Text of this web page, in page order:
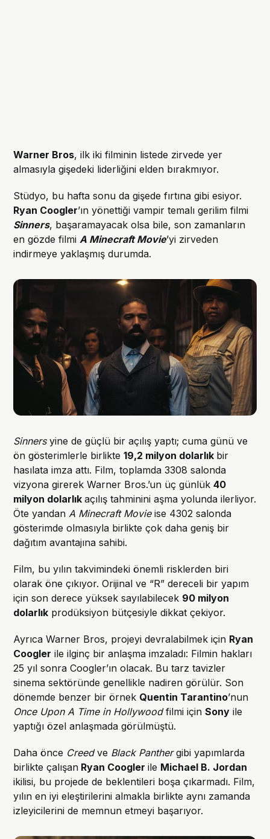
Warner Bros, ilk iki filminin listede zirvede yer
almasıyla gişedeki liderliğini elden bırakmıyor.
Stüdyo, bu hafta sonu da gişede fırtına gibi esiyor.
Ryan Coogler’ın yönettiği vampir temalı gerilim filmi
Sinners, başaramayacak olsa bile, son zamanların
en gözde filmi A Minecraft Movie’yi zirveden
indirmeye yaklaşmış durumda.
Sinnersyine de güçlü bir açılış yaptı; cuma günü ve
ön gösterimlerle birlikte19,2 milyon dolarlık bir
hasılata imza attı. Film, toplamda 3308 salonda
vizyona girerek Warner Bros.’un üç günlük40
milyon dolarlıkaçılış tahminini aşma yolunda ilerliyor.
Öte yandan A Minecraft Movieise 4302 salonda
gösterimde olmasıyla birlikte çok daha geniş bir
dağıtım avantajına sahibi.
Film, bu yılın takvimindeki önemli risklerden biri
olarak öne çıkıyor. Orijinal ve “R” dereceli bir yapım
için son derece yüksek sayılabilecek 90 milyon
dolarlık prodüksiyon bütçesiyle dikkat çekiyor.
Ayrıca Warner Bros, projeyi devralabilmek için Ryan
Coogler ile ilginç bir anlaşma imzaladı: Filmin hakları
25 yıl sonra Coogler’ın olacak. Bu tarz tavizler
sinema sektöründe genellikle nadiren görülür. Son
dönemde benzer bir örnek Quentin Tarantino’nun
Once Upon A Time in Hollywoodfilmi içinSony ile
yaptığı özel anlaşmada görülmüştü.
Daha önce Creedve Black Panthergibi yapımlarda
birlikte çalışan Ryan Cooglerile Michael B. Jordan
ikilisi, bu projede de beklentileri boşa çıkarmadı. Film,
yılın en iyi eleştirilerini almakla birlikte aynı zamanda
izleyicilerini de memnun etmeyi başarıyor.